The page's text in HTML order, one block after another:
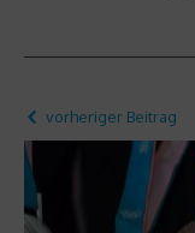
vorheriger Beitrag